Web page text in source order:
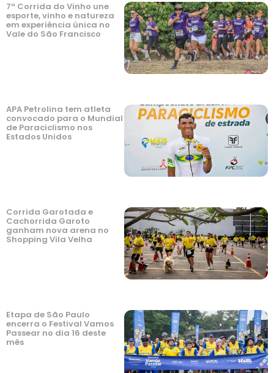
7ª Corrida do Vinho une
esporte, vinho e natureza
em experiência única no
Vale do São Francisco
APA Petrolina tem atleta
convocado para o Mundial
de Paraciclismo nos
Estados Unidos
Corrida Garotada e
Cachorrida Garoto
ganham nova arena no
Shopping Vila Velha
Etapa de São Paulo
encerra o Festival Vamos
Passear no dia 16 deste
mês